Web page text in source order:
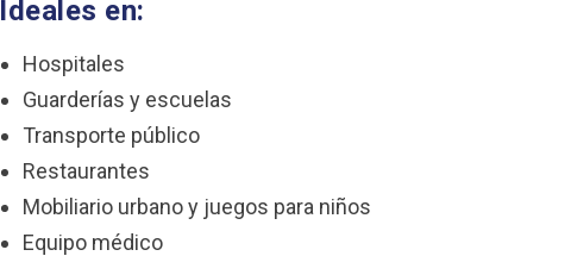
Ideales en:
Hospitales
Guarderías y escuelas
Transporte público
Restaurantes
Mobiliario urbano y juegos para niños
Equipo médico